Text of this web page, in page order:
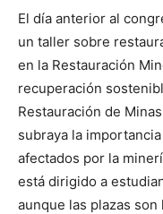
El día anterior al
un taller sobre
en la Restauración
recuperación
Restauración de
subraya la
afectados por la
está dirigido a
aunque las plazas son